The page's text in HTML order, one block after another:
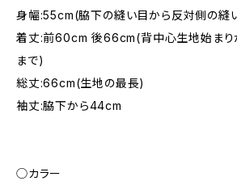
身幅:55cm(脇下の縫い目から反対側の縫
着丈:前60cm 後66cm(背中心生地始まり
まで)
総丈:66cm(生地の最長)
袖丈:脇下から44cm
◯カラー